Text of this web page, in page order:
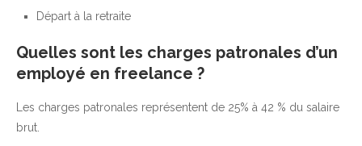
Départ à la retraite
Quelles sont les charges patronales d’un
employé en freelance ?
Les charges patronales représentent de 25% à 42 % du salaire
brut.